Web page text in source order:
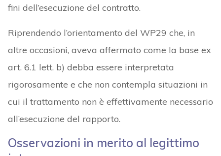
fini dell’esecuzione del contratto.
Riprendendo l’orientamento del WP29 che, in
altre occasioni, aveva affermato come la base ex
art. 6.1 lett. b) debba essere interpretata
rigorosamente e che non contempla situazioni in
cui il trattamento non è effettivamente necessario
all’esecuzione del rapporto.
Osservazioni in merito al legittimo